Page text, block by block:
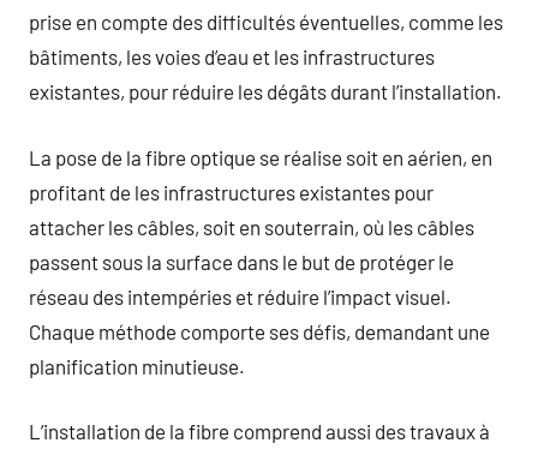
prise en compte des difficultés éventuelles, comme les
bâtiments, les voies d’eau et les infrastructures
existantes, pour réduire les dégâts durant l’installation.
La pose de la fibre optique se réalise soit en aérien, en
profitant de les infrastructures existantes pour
attacher les câbles, soit en souterrain, où les câbles
passent sous la surface dans le but de protéger le
réseau des intempéries et réduire l’impact visuel.
Chaque méthode comporte ses défis, demandant une
planification minutieuse.
L’installation de la fibre comprend aussi des travaux à